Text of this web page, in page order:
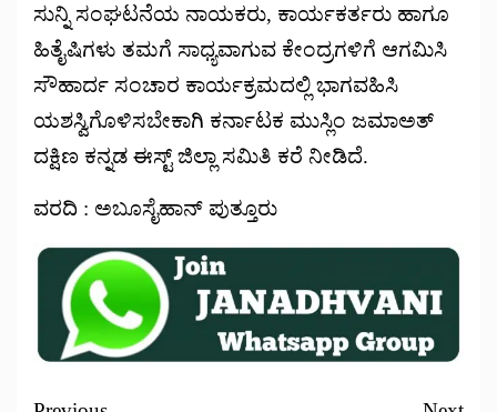
ಸುನ್ನಿ ಸಂಘಟನೆಯ ನಾಯಕರು, ಕಾರ್ಯಕರ್ತರು ಹಾಗೂ
ಹಿತೈಷಿಗಳು ತಮಗೆ ಸಾಧ್ಯವಾಗುವ ಕೇಂದ್ರಗಳಿಗೆ ಆಗಮಿಸಿ
ಸೌಹಾರ್ದ ಸಂಚಾರ ಕಾರ್ಯಕ್ರಮದಲ್ಲಿ ಭಾಗವಹಿಸಿ
ಯಶಸ್ವಿಗೊಳಿಸಬೇಕಾಗಿ ಕರ್ನಾಟಕ ಮುಸ್ಲಿಂ ಜಮಾಅತ್
ದಕ್ಷಿಣ ಕನ್ನಡ ಈಸ್ಟ್ ಜಿಲ್ಲಾ ಸಮಿತಿ ಕರೆ ನೀಡಿದೆ.
ವರದಿ : ಅಬೂಸೈಹಾನ್ ಪುತ್ತೂರು